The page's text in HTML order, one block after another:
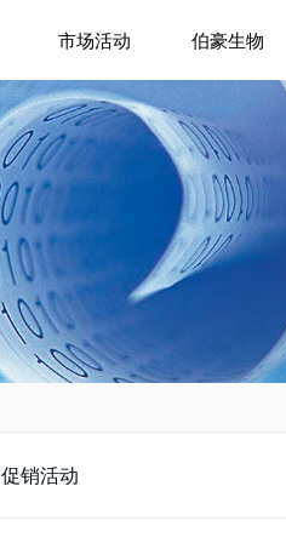
市场活动 伯豪生物
促销活动